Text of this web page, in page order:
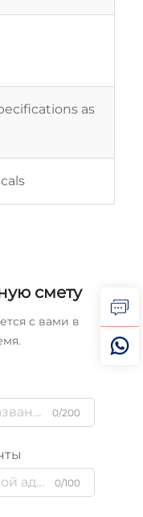
as
смету
с вами в
0/200
0/100